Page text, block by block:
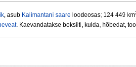
, asub Kalimantani saare loodeosas; 124 449 km
. Kaevandatakse boksiiti, kulda, hõbedat,